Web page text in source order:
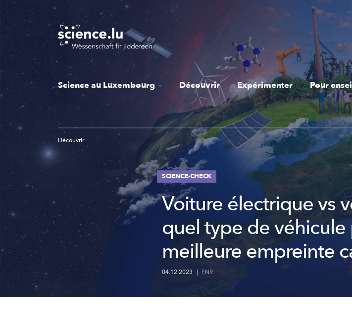
Skip
to
main
content
Science au Luxembourg Découvrir Expérimenter Pour
Découvrir
SCIENCE-CHECK
Voiture électrique vs
quel type de véhicule
meilleure empreinte
04.12.2023 | FNR